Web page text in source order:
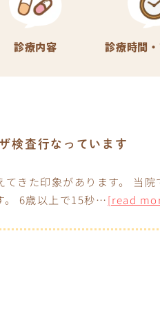
診療内容 診療時間
検査行なっています
てきた印象があります。 当
。 6歳以上で15秒…[read